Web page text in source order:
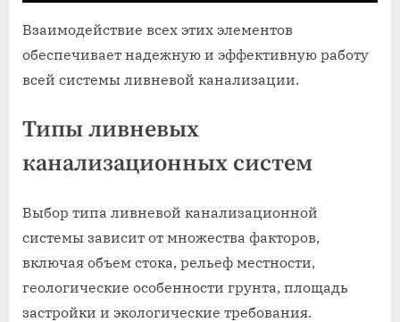
Взаимодействие всех этих элементов
обеспечивает надежную и эффективную работу
всей системы ливневой канализации.
Типы ливневых
канализационных систем
Выбор типа ливневой канализационной
системы зависит от множества факторов,
включая объем стока, рельеф местности,
геологические особенности грунта, площадь
застройки и экологические требования.